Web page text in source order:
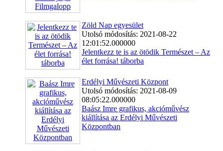
Zöld Nap egyesület
Utolsó módosítás: 2021-08-22
12:01:52.000000
Jelentkezz te is az ötödik Természet – Az
élet forrása! táborba
Erdélyi Művészeti Központ
Utolsó módosítás: 2021-08-09
08:05:22.000000
Baász Imre grafikus, akcióművész
kiállítása az Erdélyi Művészeti
Központban